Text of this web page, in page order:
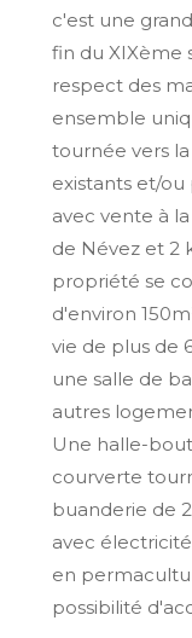
c'est une
fin du XIXème
respect des
ensemble
tournée vers
existants et/
avec vente à
de Névez et 2
propriété se
d'environ
vie de plus de
une salle de
autres
Une halle-
courverte
buanderie de
avec
en
possibilité